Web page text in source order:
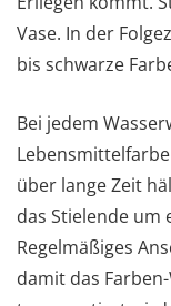
Vase. In der
bis schwarze
Bei jedem
über lange Zeit
das Stielende um
Regelmäßiges
damit das